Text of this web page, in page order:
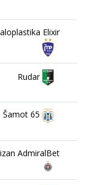
Elixir
Rudar
Šamot 65
AdmiralBet